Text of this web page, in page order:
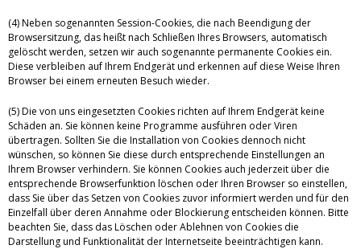
(4) Neben sogenannten Session-Cookies, die nach Beendigung der
Browsersitzung, das heißt nach Schließen Ihres Browsers, automatisch
gelöscht werden, setzen wir auch sogenannte permanente Cookies ein.
Diese verbleiben auf Ihrem Endgerät und erkennen auf diese Weise Ihren
Browser bei einem erneuten Besuch wieder.
(5) Die von uns eingesetzten Cookies richten auf Ihrem Endgerät keine
Schäden an. Sie können keine Programme ausführen oder Viren
übertragen. Sollten Sie die Installation von Cookies dennoch nicht
wünschen, so können Sie diese durch entsprechende Einstellungen an
Ihrem Browser verhindern. Sie können Cookies auch jederzeit über die
entsprechende Browserfunktion löschen oder Ihren Browser so einstellen,
dass Sie über das Setzen von Cookies zuvor informiert werden und für den
Einzelfall über deren Annahme oder Blockierung entscheiden können. Bitte
beachten Sie, dass das Löschen oder Ablehnen von Cookies die
Darstellung und Funktionalität der Internetseite beeinträchtigen kann.